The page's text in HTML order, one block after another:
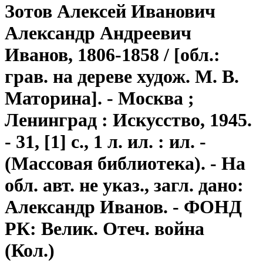
Зотов Алексей Иванович
Александр Андреевич
Иванов, 1806-1858 / [обл.:
грав. на дереве худож. М. В.
Маторина]. - Москва ;
Ленинград : Искусство, 1945.
- 31, [1] с., 1 л. ил. : ил. -
(Массовая библиотека). - На
обл. авт. не указ., загл. дано:
Александр Иванов. - ФОНД
РК: Велик. Отеч. война
(Кол.)